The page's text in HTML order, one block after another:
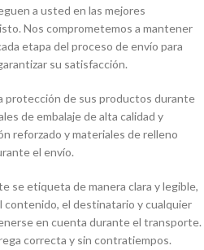
a usted en las mejores
Nos comprometemos a mantener
etapa del proceso de envío para
su satisfacción.
protección de sus productos durante
de embalaje de alta calidad y
reforzado y materiales de relleno
el envío.
se etiqueta de manera clara y legible,
contenido, el destinatario y cualquier
en cuenta durante el transporte.
correcta y sin contratiempos.